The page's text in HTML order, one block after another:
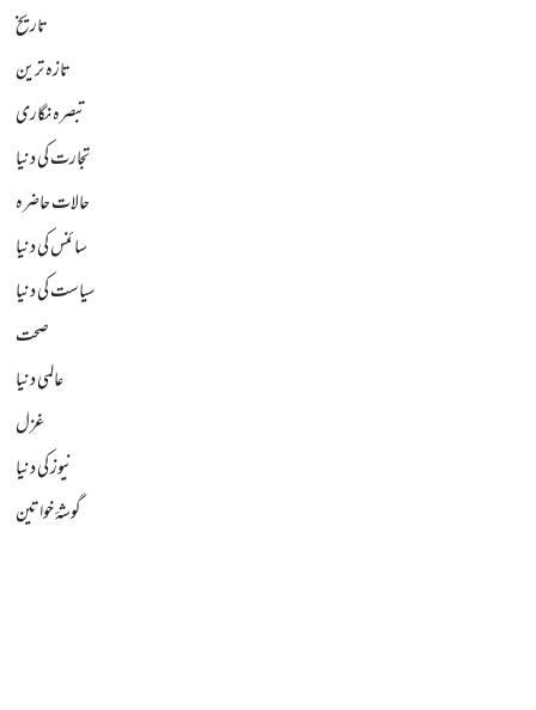
تاریخ
تازہ ترین
تبصرہ نگاری
تجارت کی دنیا
حالات حاضرہ
سائنس کی دنیا
سیاست کی دنیا
صحت
عالمی دنیا
غزل
نیوز کی دنیا
گوشۂ خواتین